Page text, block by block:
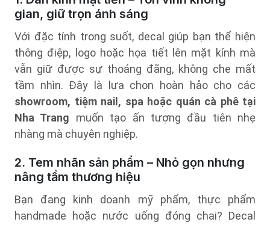
gian, giữ trọn ánh sáng
Với đặc tính trong suốt, decal giúp bạn thể hiện
thông điệp, logo hoặc họa tiết lên mặt kính mà
vẫn giữ được sự thoáng đãng, không che mất
tầm nhìn. Đây là lựa chọn hoàn hảo cho các
showroom, tiệm nail, spa hoặc quán cà phê tại
Nha Trang muốn tạo ấn tượng đầu tiên nhẹ
nhàng mà chuyên nghiệp.
2. Tem nhãn sản phẩm – Nhỏ gọn nhưng
nâng tầm thương hiệu
Bạn đang kinh doanh mỹ phẩm, thực phẩm
handmade hoặc nước uống đóng chai? Decal